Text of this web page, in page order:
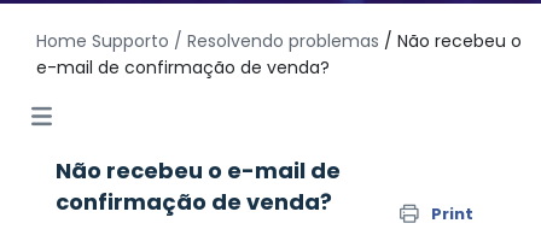
Home Supporto / Resolvendo problemas / Não recebeu o
e-mail de confirmação de venda?
Não recebeu o e-mail de
confirmação de venda?
Print